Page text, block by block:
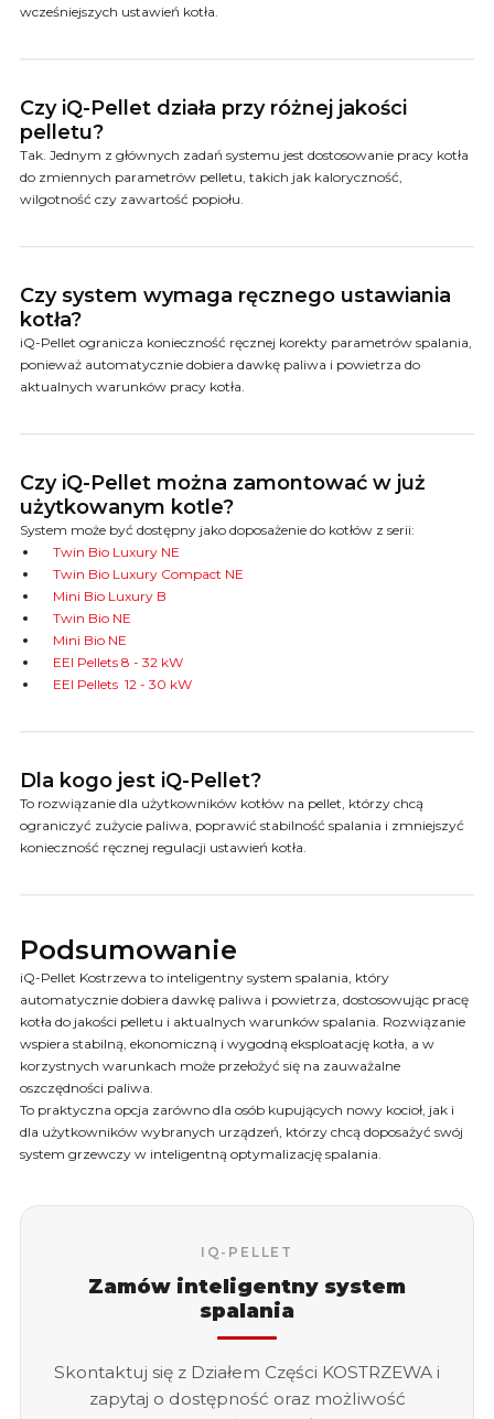
wcześniejszych ustawień kotła.
Czy iQ-Pellet działa przy różnej jakości
pelletu?
Tak. Jednym z głównych zadań systemu jest dostosowanie pracy kotła
do zmiennych parametrów pelletu, takich jak kaloryczność,
wilgotność czy zawartość popiołu.
Czy system wymaga ręcznego ustawiania
kotła?
iQ-Pellet ogranicza konieczność ręcznej korekty parametrów spalania,
ponieważ automatycznie dobiera dawkę paliwa i powietrza do
aktualnych warunków pracy kotła.
Czy iQ-Pellet można zamontować w już
użytkowanym kotle?
System może być dostępny jako doposażenie do kotłów z serii:
Twin Bio Luxury NE
Twin Bio Luxury Compact NE
Mini Bio Luxury B
Twin Bio NE
Mini Bio NE
EEI Pellets 8 - 32 kW
EEI Pellets 12 - 30 kW
Dla kogo jest iQ-Pellet?
To rozwiązanie dla użytkowników kotłów na pellet, którzy chcą
ograniczyć zużycie paliwa, poprawić stabilność spalania i zmniejszyć
konieczność ręcznej regulacji ustawień kotła.
Podsumowanie
iQ-Pellet Kostrzewa to inteligentny system spalania, który
automatycznie dobiera dawkę paliwa i powietrza, dostosowując pracę
kotła do jakości pelletu i aktualnych warunków spalania. Rozwiązanie
wspiera stabilną, ekonomiczną i wygodną eksploatację kotła, a w
korzystnych warunkach może przełożyć się na zauważalne
oszczędności paliwa.
To praktyczna opcja zarówno dla osób kupujących nowy kocioł, jak i
dla użytkowników wybranych urządzeń, którzy chcą doposażyć swój
system grzewczy w inteligentną optymalizację spalania.
IQ-PELLET
Zamów inteligentny system
spalania
Skontaktuj się z Działem Części KOSTRZEWA i
zapytaj o dostępność oraz możliwość